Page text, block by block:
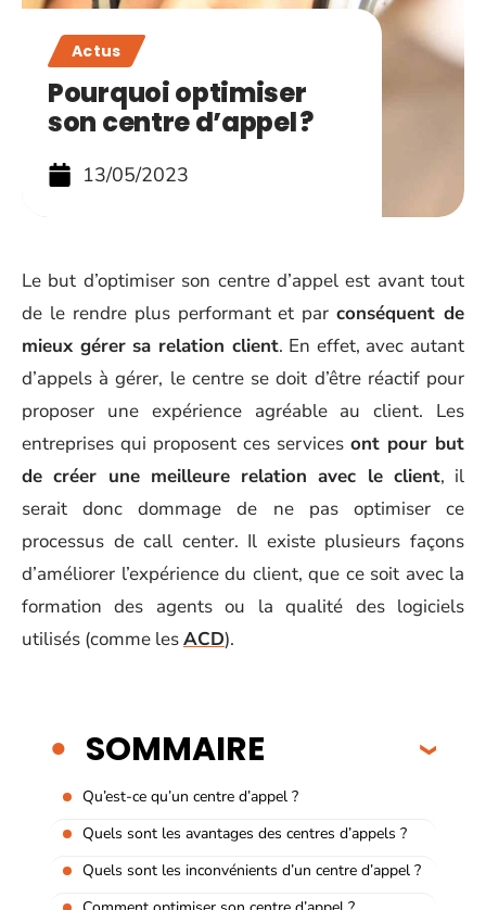
Actus
Pourquoi optimiser
son centre d’appel ?
13/05/2023
Le but d’optimiser son centre d’appel est avant tout
de le rendre plus performant et parconséquent de
mieux gérer sa relation client. En effet, avec autant
d’appels à gérer, le centre se doit d’être réactif pour
proposer une expérience agréable au client. Les
entreprises qui proposent ces services ont pour but
de créer une meilleure relation avec le client, il
serait donc dommage de ne pas optimiser ce
processus de call center. Il existe plusieurs façons
d’améliorer l’expérience du client, que ce soit avec la
formation des agents ou la qualité des logiciels
utilisés (comme lesACD).
SOMMAIRE
Qu’est-ce qu’un centre d’appel ?
Quels sont les avantages des centres d’appels ?
Quels sont les inconvénients d’un centre d’appel ?